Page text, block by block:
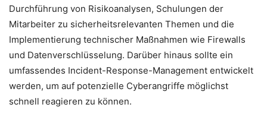
Durchführung von Risikoanalysen, Schulungen der
Mitarbeiter zu sicherheitsrelevanten Themen und die
Implementierung technischer Maßnahmen wie Firewalls
und Datenverschlüsselung. Darüber hinaus sollte ein
umfassendes Incident-Response-Management entwickelt
werden, um auf potenzielle Cyberangriffe möglichst
schnell reagieren zu können.